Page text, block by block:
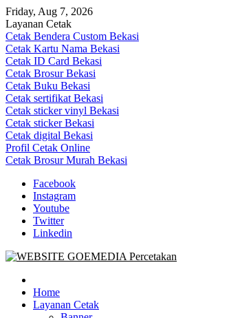
Skip
to
content
Friday, Aug 7, 2026
Layanan Cetak
Cetak Bendera Custom Bekasi
Cetak Kartu Nama Bekasi
Cetak ID Card Bekasi
Cetak Brosur Bekasi
Cetak Buku Bekasi
Cetak sertifikat Bekasi
Cetak sticker vinyl Bekasi
Cetak sticker Bekasi
Cetak digital Bekasi
Profil Cetak Online
Cetak Brosur Murah Bekasi
Facebook
Instagram
Youtube
Twitter
Linkedin
Goe Media Percetakan | 0822-4439-5599 (Call/WA)
0822-4439-5599 (Call/WA) Percetakan jasa cetak
Home
Layanan Cetak